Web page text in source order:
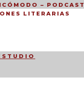
– PODCAST
LITERARIAS